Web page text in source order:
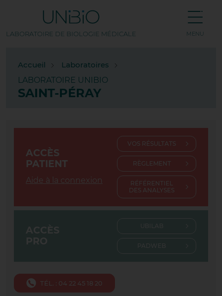
LABORATOIRE DE BIOLOGIE MÉDICALE MENU
TOUS NOS LABORATOIRES
AMP PASTEUR
BEAUREPAIRE
BOURG LES VALENCE
BOURG-DE-PÉAGE
CHABEUIL
CRAPONNE CENTRE
Accueil
Laboratoires
LABORATOIRE UNIBIO
SAINT-PÉRAY
ACCÈS
PATIENT
Aide à la connexion
VOS RÉSULTATS
RÈGLEMENT
RÉFÉRENTIEL
DES ANALYSES
TÉL. : 04 22 45 18 20